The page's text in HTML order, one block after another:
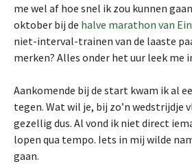
me wel af hoe snel ik zou kunnen
oktober bij de halve marathon van
niet-interval-trainen van de laaste
merken? Alles onder het uur leek me
Aankomende bij de start kwam ik al
tegen. Wat wil je, bij zo’n wedstrijdje
gezellig dus. Al vond ik niet direct
lopen qua tempo. Iets in mij wilde
gaan.